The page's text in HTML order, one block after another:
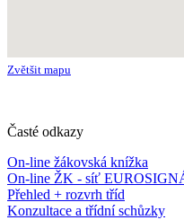
Zvětšit mapu
Časté odkazy
On-line žákovská knížka
On-line ŽK - síť
Přehled + rozvrh tříd
Konzultace a třídní schůzky